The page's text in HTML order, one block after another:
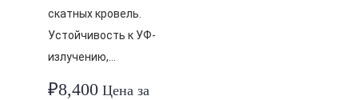
скатных кровель.
Устойчивость к УФ-
излучению,…
₽8,400 Цена за